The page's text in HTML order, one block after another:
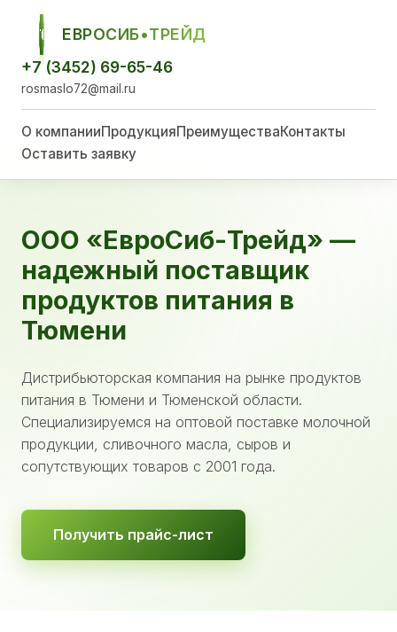
ЕСТ
ЕВРОСИБ•ТРЕЙД
+7 (3452) 69-65-46
rosmaslo72@mail.ru
О компанииПродукцияПреимуществаКонтакты
Оставить заявку
ООО «ЕвроСиб-Трейд» —
надежный поставщик
продуктов питания в
Тюмени
Дистрибьюторская компания на рынке продуктов
питания в Тюмени и Тюменской области.
Специализируемся на оптовой поставке молочной
продукции, сливочного масла, сыров и
сопутствующих товаров с 2001 года.
Получить прайс-лист